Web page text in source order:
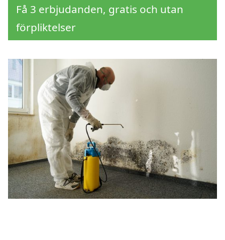
Få 3 erbjudanden, gratis och utan
förpliktelser